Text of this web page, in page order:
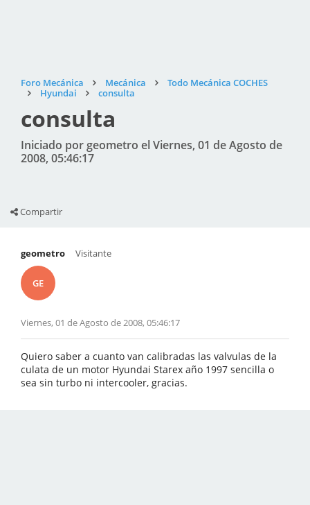
Foro Mecánica Mecánica
Todo Mecánica COCHES
Hyundai
consulta
consulta
Iniciado por geometro el Viernes, 01 de Agosto de
2008, 05:46:17
Compartir
geometro
GE
Visitante
Viernes, 01 de Agosto de 2008, 05:46:17
Quiero saber a cuanto van calibradas las valvulas de la
culata de un motor Hyundai Starex año 1997 sencilla o
sea sin turbo ni intercooler, gracias.